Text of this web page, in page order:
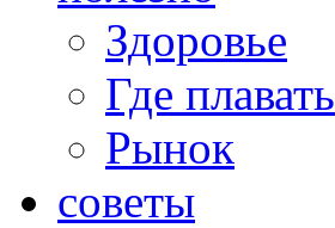
Здоровье
Где плавать
Рынок
советы